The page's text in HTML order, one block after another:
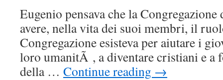
Eugenio pensava che la
avere, nella vita dei suoi membri, il
Congregazione esisteva per aiutare i
loro umanitÃ , a diventare cristiani e a
della … Continue reading →